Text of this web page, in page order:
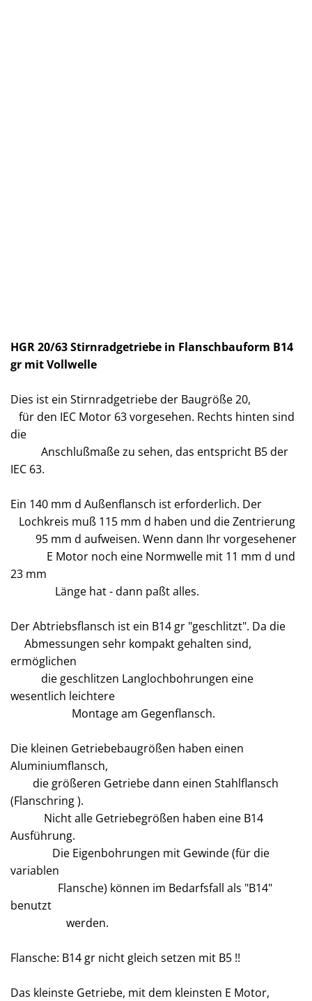
HGR 20/63 Stirnradgetriebe in Flanschbauform B14
gr mit Vollwelle
Dies ist ein Stirnradgetriebe der Baugröße 20,
für den IEC Motor 63 vorgesehen. Rechts hinten sind
die
Anschlußmaße zu sehen, das entspricht B5 der
IEC 63.
Ein 140 mm d Außenflansch ist erforderlich. Der
Lochkreis muß 115 mm d haben und die Zentrierung
95 mm d aufweisen. Wenn dann Ihr vorgesehener
E Motor noch eine Normwelle mit 11 mm d und
23 mm
Länge hat - dann paßt alles.
Der Abtriebsflansch ist ein B14 gr "geschlitzt". Da die
Abmessungen sehr kompakt gehalten sind,
ermöglichen
die geschlitzen Langlochbohrungen eine
wesentlich leichtere
Montage am Gegenflansch.
Die kleinen Getriebebaugrößen haben einen
Aluminiumflansch,
die größeren Getriebe dann einen Stahlflansch
(Flanschring ).
Nicht alle Getriebegrößen haben eine B14
Ausführung.
Die Eigenbohrungen mit Gewinde (für die
variablen
Flansche) können im Bedarfsfall als "B14"
benutzt
werden.
Flansche: B14 gr nicht gleich setzen mit B5 !!
Das kleinste Getriebe, mit dem kleinsten E Motor,